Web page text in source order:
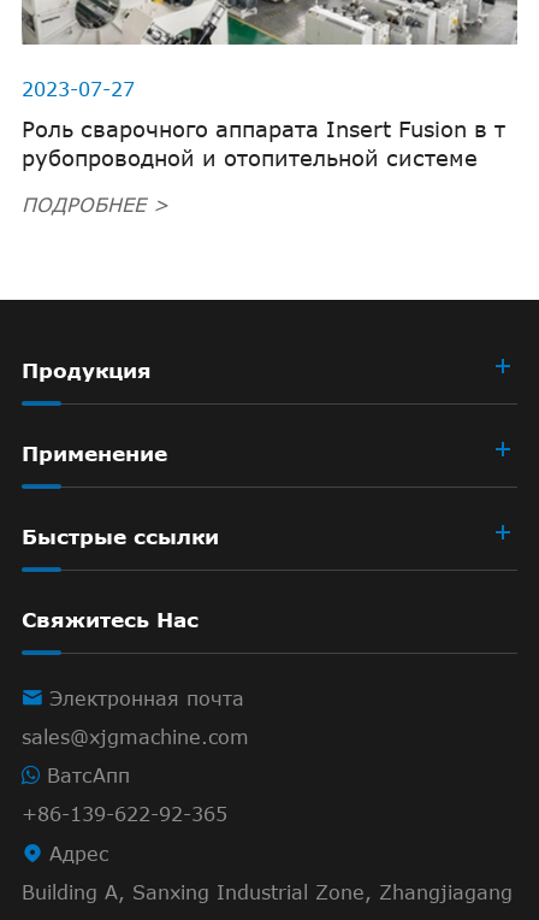
2023-07-27
Роль сварочного аппарата Insert Fusion в т
рубопроводной и отопительной системе
ПОДРОБНЕЕ >
Продукция
Применение
Быстрые ссылки
Свяжитесь Нас
 Электронная почта
sales@xjgmachine.com
ВатсАпп
+86-139-622-92-365
 Адрес
Building A, Sanxing Industrial Zone, Zhangjiagang